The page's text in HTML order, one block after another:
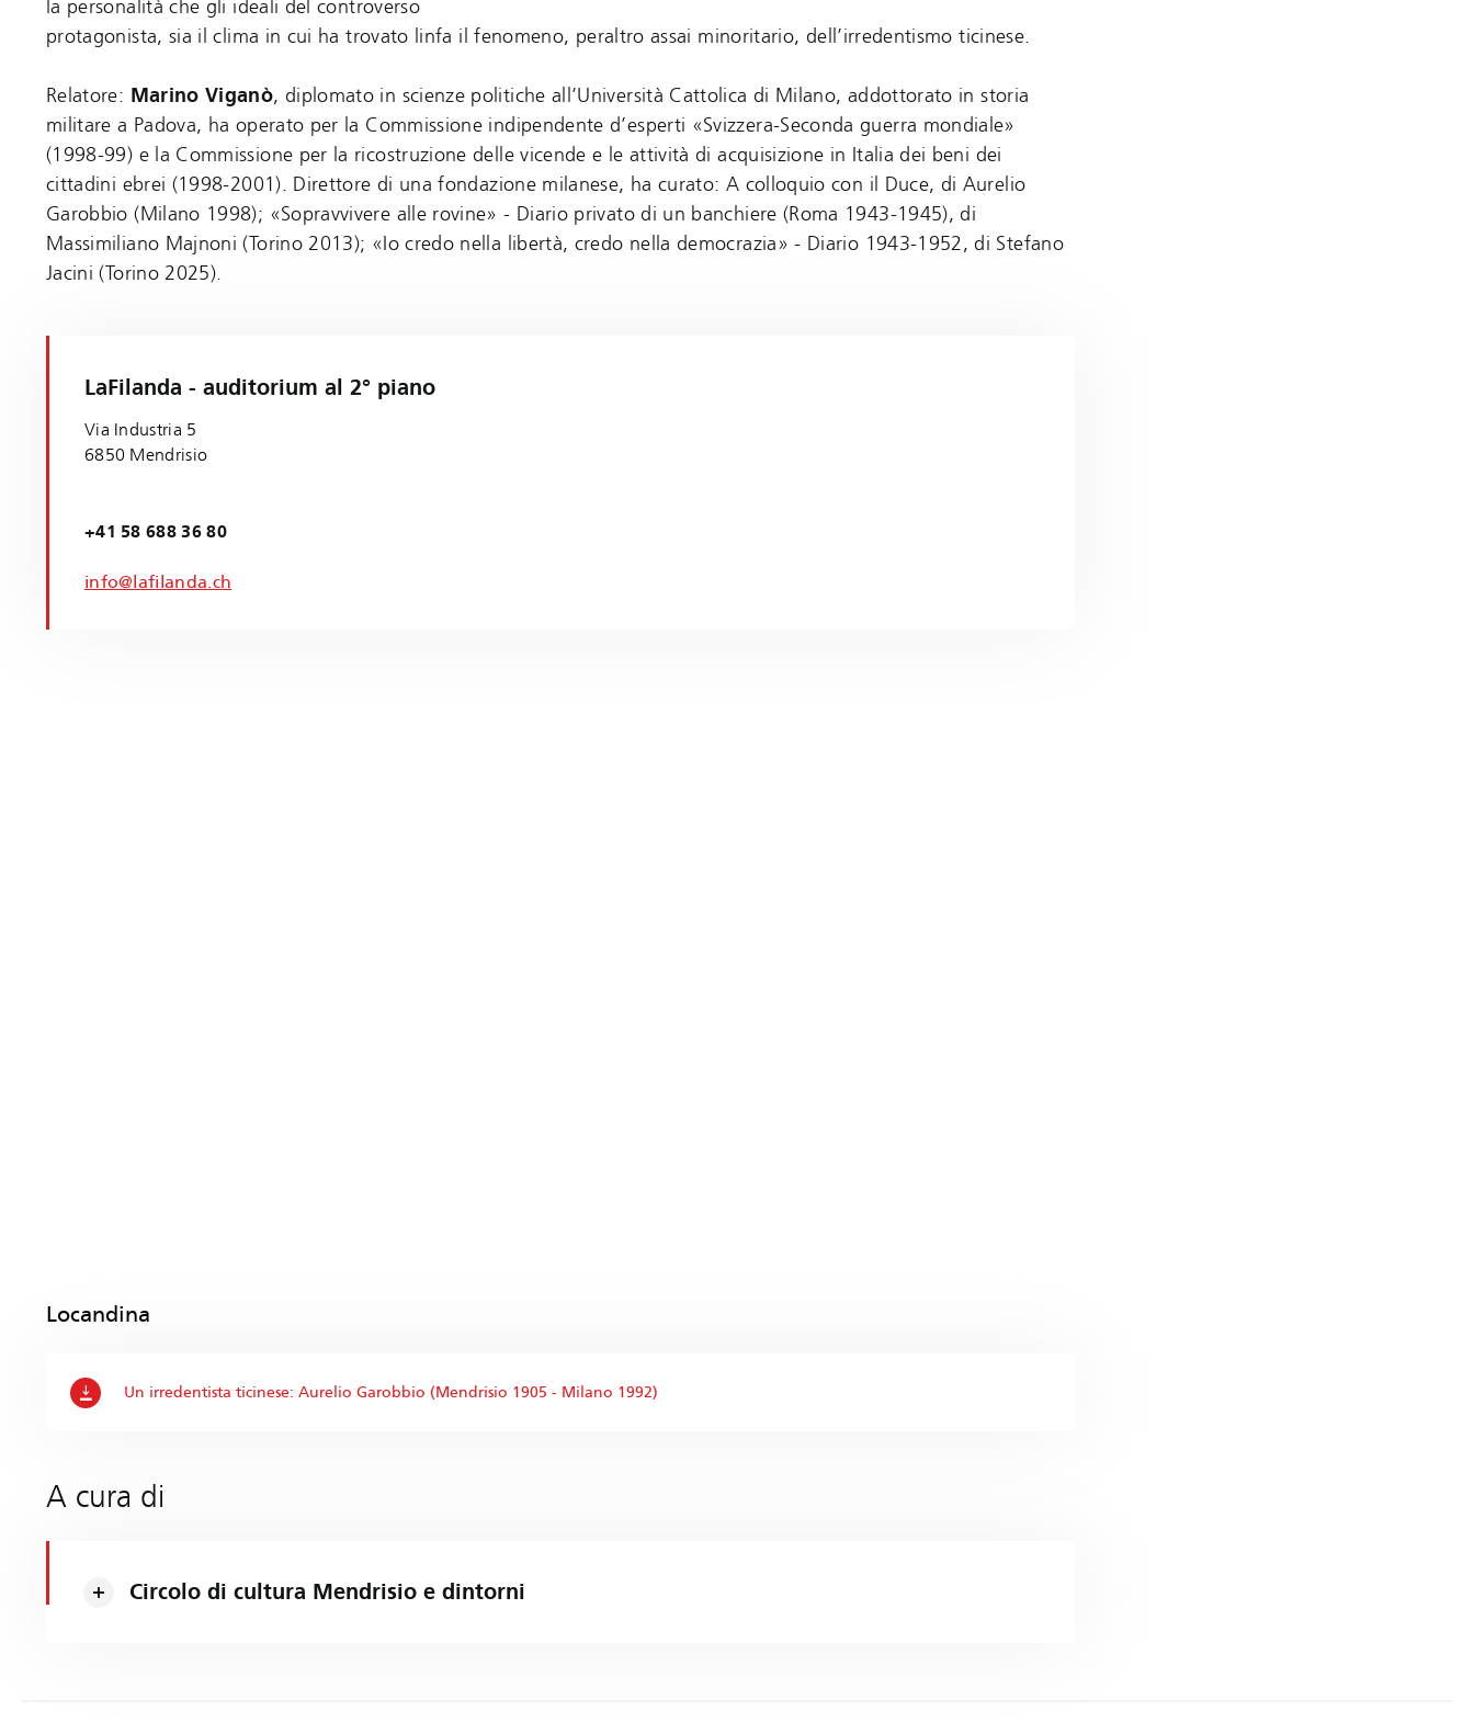
la personalità che gli ideali del controverso
protagonista, sia il clima in cui ha trovato linfa il fenomeno, peraltro assai minoritario, dell’irredentismo ticinese.
Relatore: Marino Viganò, diplomato in scienze politiche all’Università Cattolica di Milano, addottorato in storia
militare a Padova, ha operato per la Commissione indipendente d’esperti «Svizzera-Seconda guerra mondiale»
(1998-99) e la Commissione per la ricostruzione delle vicende e le attività di acquisizione in Italia dei beni dei
cittadini ebrei (1998-2001). Direttore di una fondazione milanese, ha curato: A colloquio con il Duce, di Aurelio
Garobbio (Milano 1998); «Sopravvivere alle rovine» - Diario privato di un banchiere (Roma 1943-1945), di
Massimiliano Majnoni (Torino 2013); «Io credo nella libertà, credo nella democrazia» - Diario 1943-1952, di Stefano
Jacini (Torino 2025).
LaFilanda - auditorium al 2° piano
Via Industria 5
6850 Mendrisio
+41 58 688 36 80
info@lafilanda.ch
Locandina
Un irredentista ticinese: Aurelio Garobbio (Mendrisio 1905 - Milano 1992)
A cura di
Circolo di cultura Mendrisio e dintorni